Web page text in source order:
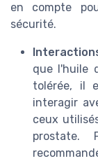
en compte
sécurité.
que l'huile
tolérée, il
interagir
ceux
prostate.